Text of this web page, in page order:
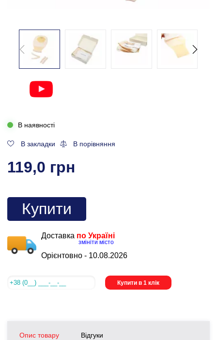
В наявності
В закладки В порівняння
119,0 грн
Купити
Доставка по Україні
змініти місто
Орієнтовно - 10.08.2026
Купити в 1 клік
Опис товару Відгуки